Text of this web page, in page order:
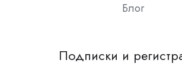
Блог
Подписки и